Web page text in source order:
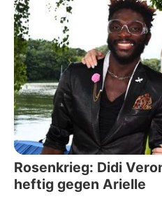
Rosenkrieg: Didi
heftig gegen Arielle